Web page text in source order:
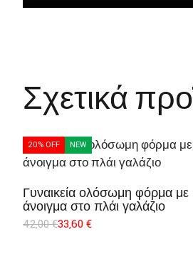
Σχετικά
20% OFF NEW
Γυναικεία ολόσωμη φόρμα με
άνοιγμα στο πλάι γαλάζιο
42,00€33,60€